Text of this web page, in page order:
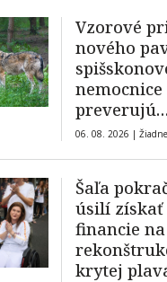
Vzorové
nového
nemocnice
preverujú
zdravotníci
06. 08. 2026 |
Šaľa
úsilí získať
financie na
krytej